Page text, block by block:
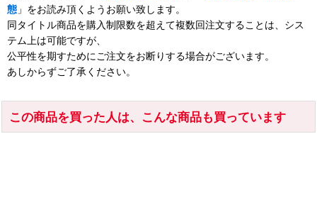
態 」をお読み頂くようお願い致します。
同タイトル商品を購入制限数を超えて複数回注文することは、シス
テム上は可能ですが、
公平性を期すためにご注文をお断りする場合がございます。
あしからずご了承ください。
この商品を買った人は、こんな商品も買っています